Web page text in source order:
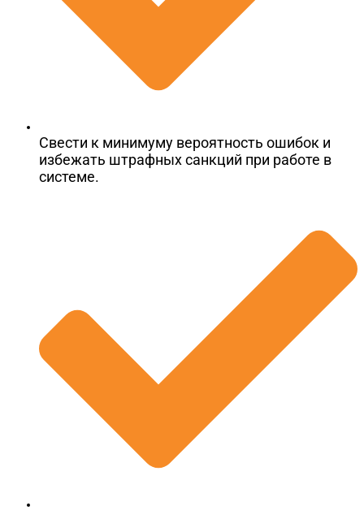
Свести к минимуму вероятность ошибок и
избежать штрафных санкций при работе в
системе.